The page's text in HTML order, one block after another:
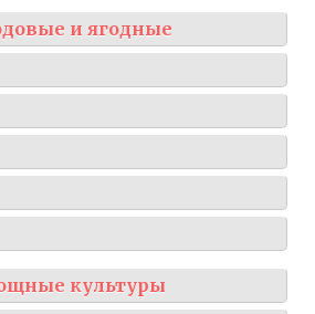
и ягодные
культуры